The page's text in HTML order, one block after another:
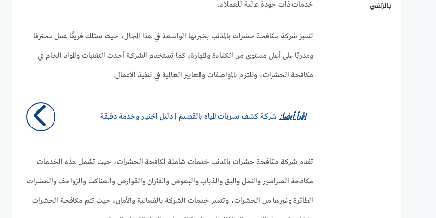
بالزلفي
خدمات ذات جودة عالية للعملاء.
تتميز شركة مكافحة حشرات بالمذنب بخبرتها الواسعة في هذا المجال، حيث تمتلك فريقًا عمل محترفًا
ومدربًا على أعلى مستوى من الكفاءة والمهارة، كما تستخدم الشركة أحدث التقنيات والمواد الخام في
مكافحة الحشرات، وتلتزم بالمواصفات والمعايير العالمية في تنفيذ الأعمال.
إقرأ أيضا: شركة كشف تسربات المياه بالقصيم | دليل اختيار وخدمة دقيقة
تقدم شركة مكافحة حشرات بالمذنب خدمات شاملة لمكافحة الحشرات، حيث تشمل هذه الخدمات
مكافحة الصراصير والنمل والبق والذباب والبعوض والفئران والقوارض والعناكب والزواحف والحشرات
الطائرة وغيرها من الحشرات، وتتميز خدمات الشركة بالفعالية والأمان، حيث تتم مكافحة الحشرات